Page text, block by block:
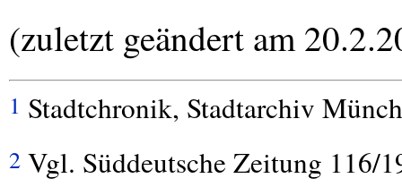
(zuletzt geändert am
1 Stadtchronik, Stadtarchiv
2 Vgl. Süddeutsche Zeitung 116/